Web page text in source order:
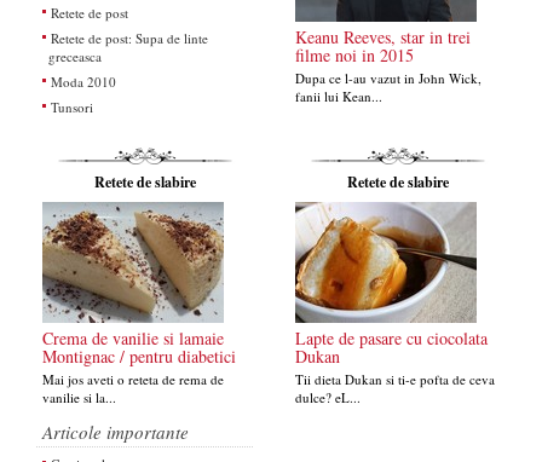
Retete de post
Retete de post: Supa de linte
greceasca
Moda 2010
Tunsori
Keanu Reeves, star in trei
filme noi in 2015
Dupa ce l-au vazut in John Wick,
fanii lui Kean...
Retete de slabire
Crema de vanilie si lamaie
Montignac / pentru diabetici
Mai jos aveti o reteta de rema de
vanilie si la...
Retete de slabire
Lapte de pasare cu ciocolata
Dukan
Tii dieta Dukan si ti-e pofta de ceva
dulce? eL...
Articole importante